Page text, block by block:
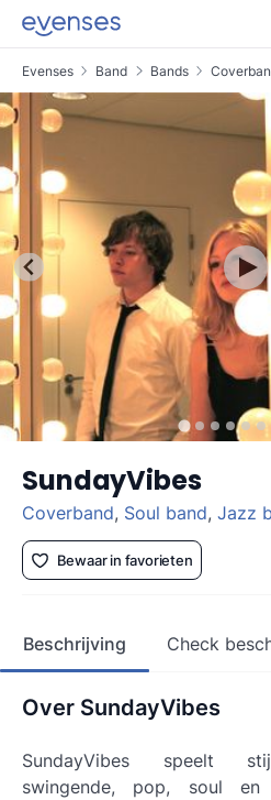
Evenses Band Bands
SundayVibes
Coverband, Soul band, Jazz
Bewaar in favorieten
Beschrijving Check
Over SundayVibes
SundayVibes speelt
swingende, pop, soul